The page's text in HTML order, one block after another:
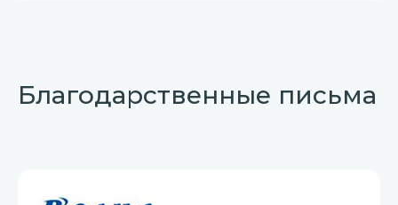
Благодарственные письма